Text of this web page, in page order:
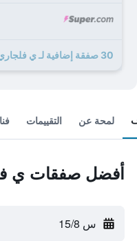
30 صفقة إضافية لـ ي فلجاري هوتل ميلانو
لمحة عن التقييمات
أفضل صفقات ي
س 15/8